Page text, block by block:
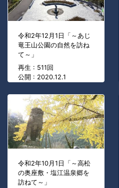
令和2年12月1日「～あじ
竜王山公園の自然を訪ね
て～」
再生 : 511回
公開 : 2020.12.1
令和2年10月1日「～高松
の奥座敷・塩江温泉郷を
訪ねて～」